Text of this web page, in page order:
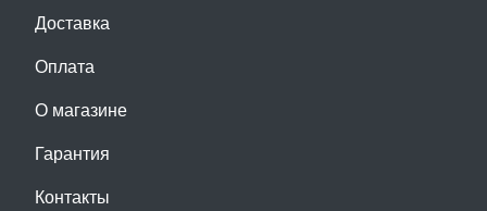
Доставка
Оплата
О магазине
Гарантия
Контакты